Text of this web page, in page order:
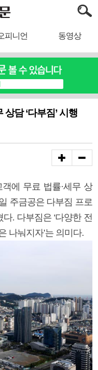
피니언 동영상
담 ‘다부짐’ 시행
에 무료 법률·세무 상
주금공은 다부짐 프로
. 다부짐은 ‘다양한 전
나눠지자’는 의미다.